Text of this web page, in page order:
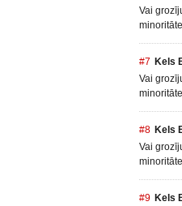
Vai
#7 Kels
Vai
#8 Kels
Vai
#9 Kels